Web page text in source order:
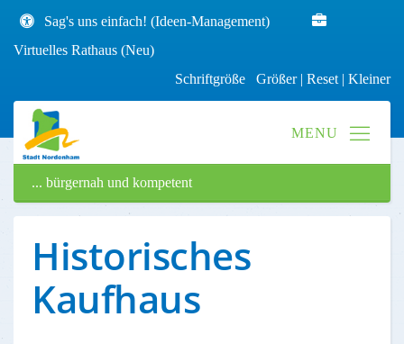
Sag's uns einfach! (Ideen-Management)
Virtuelles Rathaus (Neu)
Schriftgröße Größer| Reset | Kleiner
... bürgernah und kompetent
Historisches
Kaufhaus